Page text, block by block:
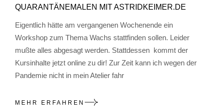
QUARANTÄNEMALEN MIT ASTRIDKEIMER.DE
Eigentlich hätte am vergangenen Wochenende ein
Workshop zum Thema Wachs stattfinden sollen. Leider
mußte alles abgesagt werden. Stattdessen kommt der
Kursinhalte jetzt online zu dir! Zur Zeit kann ich wegen der
Pandemie nicht in mein Atelier fahr
MEHR ERFAHREN